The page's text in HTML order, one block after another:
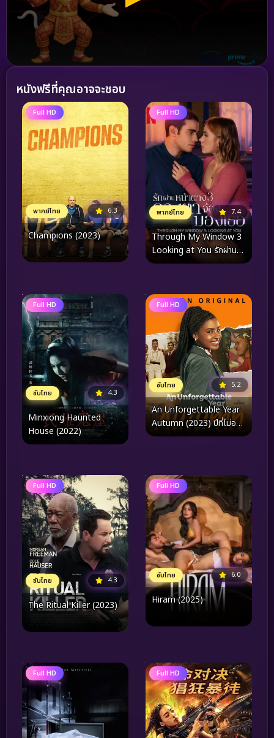
หนังฟรีที่คุณอาจจะชอบ
Full HD
พากย์ไทย 6.3
Champions (2023)
Full HD
พากย์ไทย 7.4
Through My Window 3
Looking at You รักผ่าน
หน้าต่าง ดวงตาจ้องมอง
Full HD
ซับไทย 4.3
Minxiong Haunted
House (2022)
Full HD
ซับไทย 5.2
An Unforgettable Year
Autumn (2023) ปีที่ไม่อาจ
ลืมเลือน ฤดูใบไม้ร่วง
Full HD
ซับไทย 4.3
The Ritual Killer (2023)
Full HD
ซับไทย 6.0
Hiram (2025)
Full HD Full HD